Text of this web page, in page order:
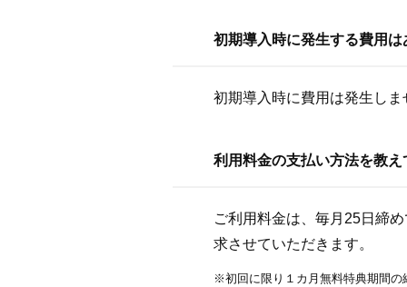
初期導入時に発生する費用は
初期導入時に費用は発生しま
利用料金の支払い方法を教え
ご利用料金は、毎月25日締
求させていただきます。
※初回に限り１カ月無料特典期間の